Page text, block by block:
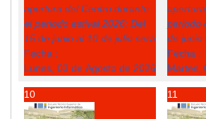
apertura del Centro durante
el periodo estival 2026: Del
15 de junio al 10 de julio será
Fecha :
Lunes, 03 de Agosto de 2026
periodo
de junio
Fecha :
Martes,
10 11